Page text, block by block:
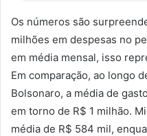
Os números são
milhões em despesas no
em média mensal, isso
Em comparação, ao longo
Bolsonaro, a média de
em torno de R$ 1 milhão.
média de R$ 584 mil,